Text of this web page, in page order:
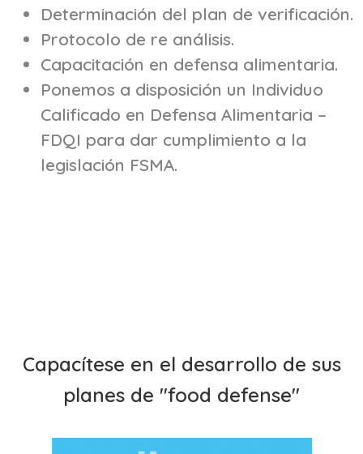
Determinación del plan de verificación.
Protocolo de re análisis.
Capacitación en defensa alimentaria.
Ponemos a disposición un Individuo
Calificado en Defensa Alimentaria –
FDQI para dar cumplimiento a la
legislación FSMA.
Capacítese en el desarrollo de sus
planes de "food defense"